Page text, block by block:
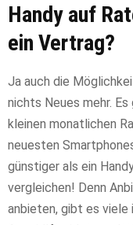
Handy auf
ein Vertrag?
Ja auch die
nichts Neues mehr.
kleinen monatlichen
neuesten
günstiger als ein
vergleichen! Denn
anbieten, gibt es viele